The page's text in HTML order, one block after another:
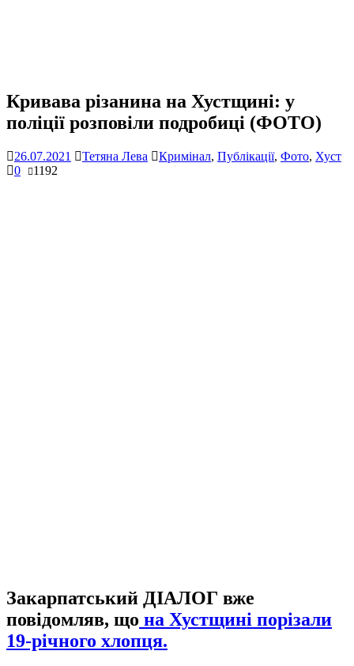
Кривава різанина на Хустщині: у
поліції розповіли подробиці (ФОТО)
26.07.2021 Тетяна Лева Кримінал, Публікації, Фото, Хуст
0
1192
Закарпатський ДІАЛОГ вже
повідомляв, що на Хустщині порізали
19-річного хлопця.